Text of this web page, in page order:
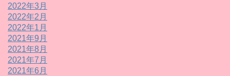
2022年3月
2022年2月
2022年1月
2021年9月
2021年8月
2021年7月
2021年6月